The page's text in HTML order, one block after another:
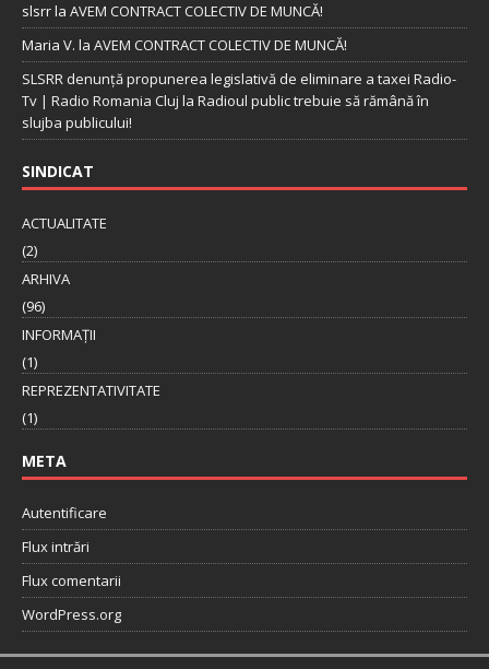
slsrrla AVEM CONTRACT COLECTIV DE MUNCĂ!
Maria V. la AVEM CONTRACT COLECTIV DE MUNCĂ!
SLSRR denunţă propunerea legislativă de eliminare a taxei Radio-
Tv | Radio Romania Cluj la Radioul public trebuie să rămână în
slujba publicului!
SINDICAT
ACTUALITATE
(2)
ARHIVA
(96)
INFORMAȚII
(1)
REPREZENTATIVITATE
(1)
META
Autentificare
Flux intrări
Flux comentarii
WordPress.org